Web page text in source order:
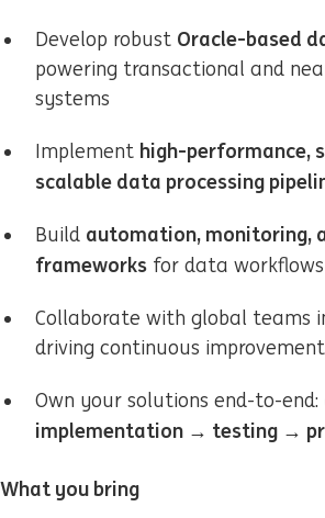
Develop robust Oracle-based
powering transactional and
systems
Implement high-performance,
scalable data processing
Build automation, monitoring,
frameworks for data workflows
Collaborate with global teams
driving continuous improvement
Own your solutions end-to-end:
implementation → testing →
What you bring